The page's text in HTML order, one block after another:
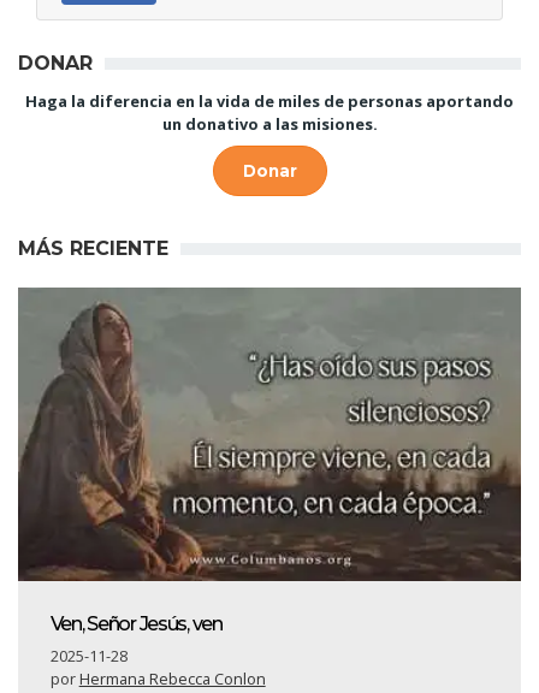
DONAR
Haga la diferencia en la vida de miles de personas aportando
un donativo a las misiones.
Donar
MÁS RECIENTE
Ven, Señor Jesús, ven
2025-11-28
porHermana Rebecca Conlon